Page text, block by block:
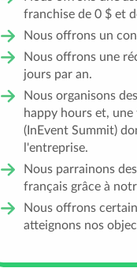
franchise de 0 $ et
Nous offrons un
Nous offrons une
jours par an.
Nous organisons
happy hours et,
(InEvent Summit)
l'entreprise.
Nous parrainons
français grâce à
Nous offrons
atteignons nos